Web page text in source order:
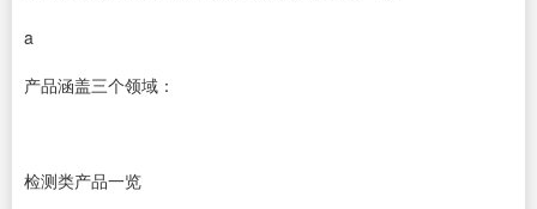
a
产品涵盖三个领域：
检测类产品一览